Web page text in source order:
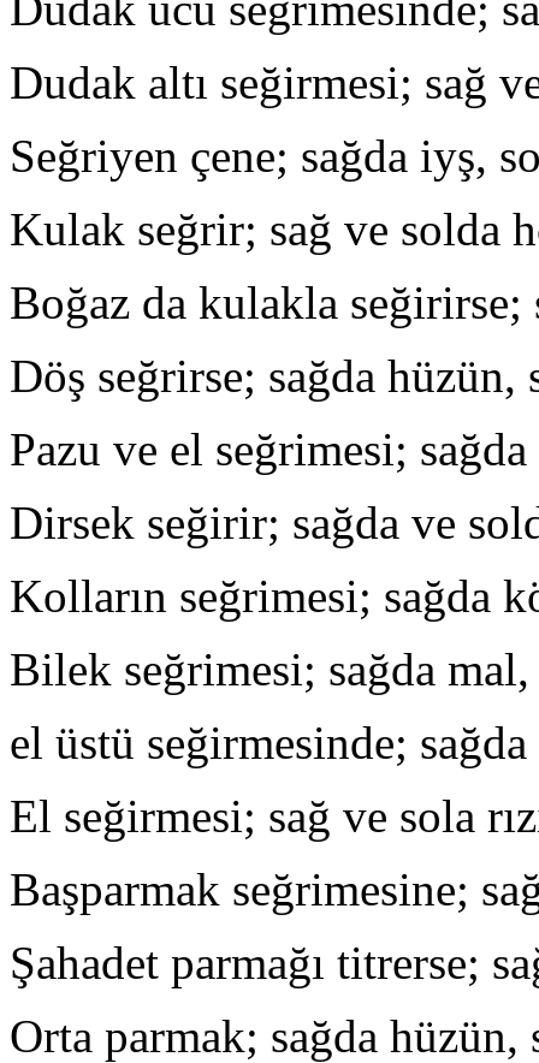
Dudak altı seğirmesi; sağ
Seğriyen çene; sağda iyş,
Kulak seğrir; sağ ve solda
Boğaz da kulakla seğirirse;
Döş seğrirse; sağda hüzün,
Pazu ve el seğrimesi; sağda
Dirsek seğirir; sağda ve
Kolların seğrimesi; sağda
Bilek seğrimesi; sağda
el üstü seğirmesinde;
El seğirmesi; sağ ve sola
Başparmak seğrimesine;
Şahadet parmağı titrerse;
Orta parmak; sağda